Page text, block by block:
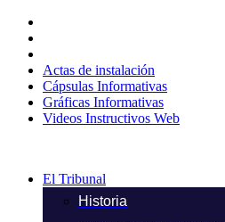
contenido
Actas de instalación
Cápsulas Informativas
Gráficas Informativas
Videos Instructivos Web
El Tribunal
Historia